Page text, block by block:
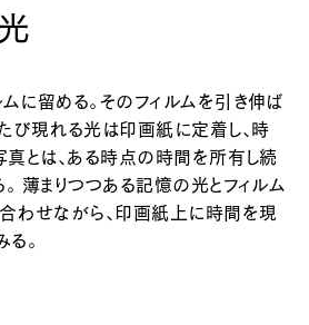
に留める。そのフィルムを引き伸ば
び現れる光は印画紙に定着し、時
真とは、ある時点の時間を所有し続
薄まりつつある記憶の光とフィルム
わせながら、印画紙上に時間を現
る。